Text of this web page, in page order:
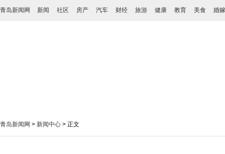
青岛新闻网 新闻 社区 房产 汽车 财经 旅游 健康 教育 美食 婚嫁
青岛新闻网 > 新闻中心 > 正文